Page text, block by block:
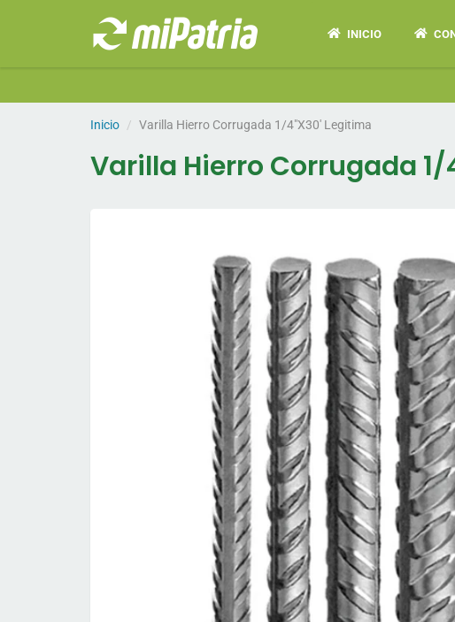
INICIO
Inicio Varilla Hierro Corrugada 1/4"X30' Legitima
Varilla Hierro Corrugada